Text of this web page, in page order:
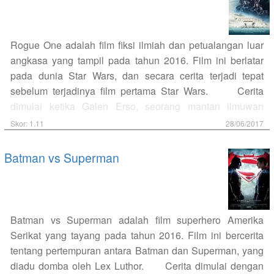
Namun kemudian kekisruhan terjadi ketika para alien
mengeluarkan kata yang diartikan sebagai "gunakan
senjata". Russia dan China yang juga sedang
berkomunikasi dengan alien yang mendarat di wilayahnya
memutuskan untuk mengakhiri komunikasi setelah
menerjamahkan kalimat ini. Mereka menganggap ini
tanda bahwa alien akan menyerang. Louise harus
berpacu dengan waktu untuk mencegah pertempuran dan
menerjamahkan arti pesan alien sebenarnya dan apa
maksud alien mendarat di bumi. Hasil dari penerjemahan
ini…
Rogue One adalah film fiksi ilmiah dan petualangan luar
angkasa yang tampil pada tahun 2016. Film ini berlatar
pada dunia Star Wars, dan secara cerita terjadi tepat
sebelum terjadinya film pertama Star Wars. Cerita
dimulai ketika Galen Erso, seorang mantan ilmuwan
Empire dipaksa untuk bergabung kembali untuk membuat
anaknya, Jyn Erso berhasil kabur. Belasan tahun
kemudian, pemberontak yang melawan Empire mencari
Jyn Erso untuk memintanya untuk mencari ayahnya,
setelah ayahnya mengerim pesan bahwa senjata
pemusnah masal, Death Star telah selesai. Jyn lalu
mengetahui bahwa ayahnya membuat kelemahan di
Death Star yang dapat digunakan untuk menghancurkan
senjata itu. Komandan Krennic mencoba Death Star
Skor: 1.11 28/06/2017
Batman vs Superman
Batman vs Superman adalah film superhero Amerika
Serikat yang tayang pada tahun 2016. Film ini bercerita
tentang pertempuran antara Batman dan Superman, yang
diadu domba oleh Lex Luthor. Cerita dimulai dengan